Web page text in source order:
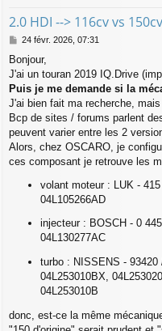
2.0 HDI --> 116cv vs 150cv
M
s
s
a
g
24 févr. 2026, 07:31
Bonjour,
J'ai un touran 2019 IQ.Drive
Puis je me demande si la
J'ai bien fait ma recherche,
Bcp de sites / forums parlent
peuvent varier entre les 2
Alors, chez OSCARO, je
ces composant je retrouve les
volant moteur : LUK -
04L105266AD
injecteur : BOSCH - 0
04L130277AC
turbo : NISSENS - 93420
04L253010BX,
04L253010B
donc, est-ce la même